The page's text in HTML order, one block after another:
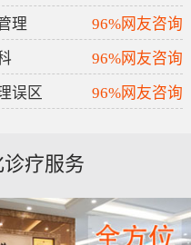
理
96%网友咨询
96%网友咨询
误区
96%网友咨询
疗服务